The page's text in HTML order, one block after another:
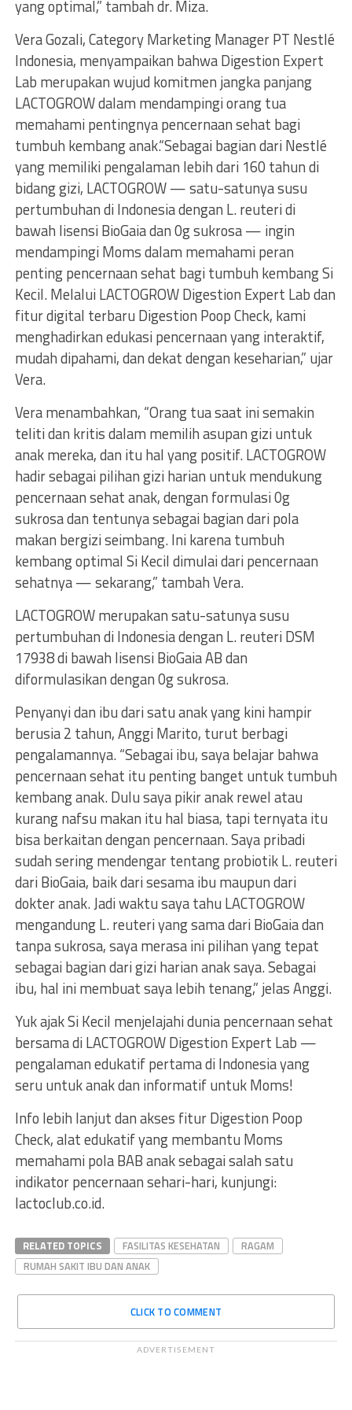
yang optimal,” tambah dr. Miza.
Vera Gozali, Category Marketing Manager PT Nestlé
Indonesia, menyampaikan bahwa Digestion Expert
Lab merupakan wujud komitmen jangka panjang
LACTOGROW dalam mendampingi orang tua
memahami pentingnya pencernaan sehat bagi
tumbuh kembang anak.“Sebagai bagian dari Nestlé
yang memiliki pengalaman lebih dari 160 tahun di
bidang gizi, LACTOGROW — satu-satunya susu
pertumbuhan di Indonesia dengan L. reuteri di
bawah lisensi BioGaia dan 0g sukrosa — ingin
mendampingi Moms dalam memahami peran
penting pencernaan sehat bagi tumbuh kembang Si
Kecil. Melalui LACTOGROW Digestion Expert Lab dan
fitur digital terbaru Digestion Poop Check, kami
menghadirkan edukasi pencernaan yang interaktif,
mudah dipahami, dan dekat dengan keseharian,” ujar
Vera.
Vera menambahkan, “Orang tua saat ini semakin
teliti dan kritis dalam memilih asupan gizi untuk
anak mereka, dan itu hal yang positif. LACTOGROW
hadir sebagai pilihan gizi harian untuk mendukung
pencernaan sehat anak, dengan formulasi 0g
sukrosa dan tentunya sebagai bagian dari pola
makan bergizi seimbang. Ini karena tumbuh
kembang optimal Si Kecil dimulai dari pencernaan
sehatnya — sekarang,” tambah Vera.
LACTOGROW merupakan satu-satunya susu
pertumbuhan di Indonesia dengan L. reuteri DSM
17938 di bawah lisensi BioGaia AB dan
diformulasikan dengan 0g sukrosa.
Penyanyi dan ibu dari satu anak yang kini hampir
berusia 2 tahun, Anggi Marito, turut berbagi
pengalamannya. “Sebagai ibu, saya belajar bahwa
pencernaan sehat itu penting banget untuk tumbuh
kembang anak. Dulu saya pikir anak rewel atau
kurang nafsu makan itu hal biasa, tapi ternyata itu
bisa berkaitan dengan pencernaan. Saya pribadi
sudah sering mendengar tentang probiotik L. reuteri
dari BioGaia, baik dari sesama ibu maupun dari
dokter anak. Jadi waktu saya tahu LACTOGROW
mengandung L. reuteri yang sama dari BioGaia dan
tanpa sukrosa, saya merasa ini pilihan yang tepat
sebagai bagian dari gizi harian anak saya. Sebagai
ibu, hal ini membuat saya lebih tenang,” jelas Anggi.
Yuk ajak Si Kecil menjelajahi dunia pencernaan sehat
bersama di LACTOGROW Digestion Expert Lab —
pengalaman edukatif pertama di Indonesia yang
seru untuk anak dan informatif untuk Moms!
Info lebih lanjut dan akses fitur Digestion Poop
Check, alat edukatif yang membantu Moms
memahami pola BAB anak sebagai salah satu
indikator pencernaan sehari-hari, kunjungi:
lactoclub.co.id.
RELATED TOPICS FASILITAS KESEHATAN
RAGAM
RUMAH SAKIT IBU DAN ANAK
CLICK TO COMMENT
ADVERTISEMENT